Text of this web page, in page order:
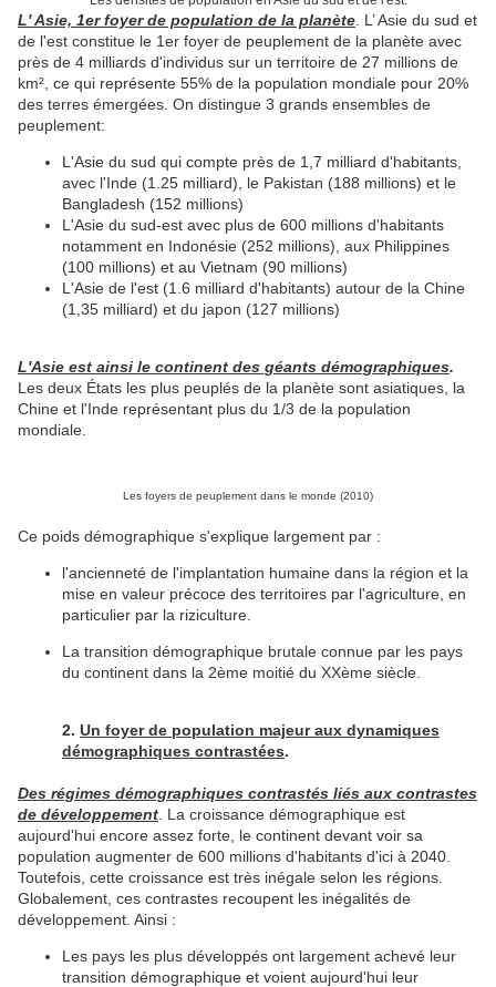
L' Asie, 1er foyer de population de la planète . L’ Asie du sud et
de l'est constitue le 1er foyer de peuplement de la planète avec
près de 4 milliards d'individus sur un territoire de 27 millions de
km², ce qui représente 55% de la population mondiale pour 20%
des terres émergées. On distingue 3 grands ensembles de
peuplement:
L'Asie du sud qui compte près de 1,7 milliard d'habitants,
avec l'Inde (1.25 milliard), le Pakistan (188 millions) et le
Bangladesh (152 millions)
L'Asie du sud-est avec plus de 600 millions d'habitants
notamment en Indonésie (252 millions), aux Philippines
(100 millions) et au Vietnam (90 millions)
L'Asie de l'est (1.6 milliard d'habitants) autour de la Chine
(1,35 milliard) et du japon (127 millions)
L'Asie est ainsi le continent des géants démographiques.
Les deux États les plus peuplés de la planète sont asiatiques, la
Chine et l'Inde représentant plus du 1/3 de la population
mondiale.
Les foyers de peuplement dans le monde (2010)
Ce poids démographique s'explique largement par :
l'ancienneté de l'implantation humaine dans la région et la
mise en valeur précoce des territoires par l'agriculture, en
particulier par la riziculture.
La transition démographique brutale connue par les pays
du continent dans la 2ème moitié du XXème siècle.
2. Un foyer de population majeur aux dynamiques
démographiques contrastées.
Des régimes démographiques contrastés liés aux contrastes
de développement . La croissance démographique est
aujourd'hui encore assez forte, le continent devant voir sa
population augmenter de 600 millions d'habitants d'ici à 2040.
Toutefois, cette croissance est très inégale selon les régions.
Globalement, ces contrastes recoupent les inégalités de
développement. Ainsi :
Les pays les plus développés ont largement achevé leur
transition démographique et voient aujourd'hui leur